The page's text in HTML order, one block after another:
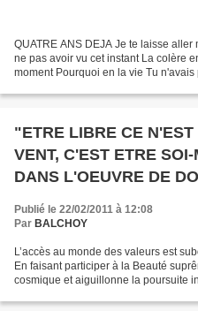
QUATRE ANS DEJA Je te laisse
ne pas avoir vu cet instant La colère
moment Pourquoi en la vie Tu n'avais
"ETRE LIBRE CE
VENT, C'EST ETRE
DANS L'OEUVRE DE
Publié le 22/02/2011 à 12:08
Par BALCHOY
L’accès au monde des valeurs est
En faisant participer à la Beauté
cosmique et aiguillonne la poursuite